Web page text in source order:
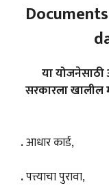
या योजनेसाठी
सरकारला खालील
.आधार कार्ड,
.पत्त्याचा पुरावा,